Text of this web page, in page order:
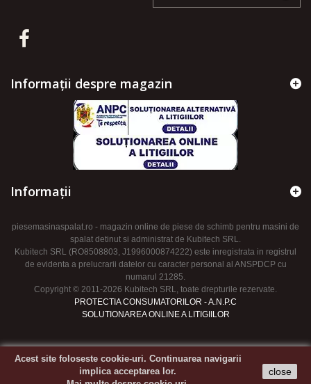
Informații despre magazin
Informaţii
Acest site foloseste cookie-uri. Continuarea navigarii
implica acceptarea lor.
close
piesemasinaspalat.ro - magazin online de piese de schimb pentru masini de
spalat detinut si administrat de Kubitech SRL.
Kubitech SRL (RO8508803, J1996000874222) este inregistrata in registrul
de evidenta a prelucrarii datelor cu caracter personal al ANSPDCP cu
numarul 21285.
Copyright © 2011-2026 Kubitech SRL, toate drepturile rezervate.
PROTECTIA CONSUMATORILOR - A.N.P.C
SOLUTIONAREA ONLINE A LITIGIILOR